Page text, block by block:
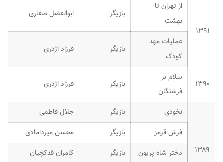
۱۳۹۱
از تهران تا
بهشت
بازیگر ابوالفضل صفاری
عملیات مهد
کودک
بازیگر فرزاد اژدری
۱۳۹۰
سلام بر
فرشتگان
بازیگر فرزاد اژدری
۱۳۸۹
نخودی بازیگر
جلال فاطمی
فرش قرمز
بازیگر
محسن میردامادی
دختر شاه پریون
بازیگر
کامران قدکچیان